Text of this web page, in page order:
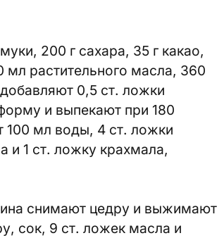
200 г сахара, 35 г какао,
растительного масла, 360
0,5 ст. ложки
и выпекают при 180
100 мл воды, 4 ст. ложки
и 1 ст. ложку крахмала,
снимают цедру и выжимают
сок, 9 ст. ложек масла и